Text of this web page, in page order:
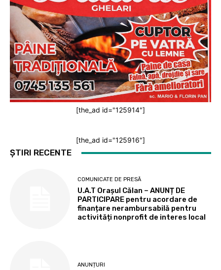
[the_ad id="125914"]
[the_ad id="125916"]
ȘTIRI RECENTE
COMUNICATE DE PRESĂ
U.A.T Orașul Călan – ANUNȚ DE
PARTICIPARE pentru acordare de
finanțare nerambursabilă pentru
activități nonprofit de interes local
ANUNȚURI